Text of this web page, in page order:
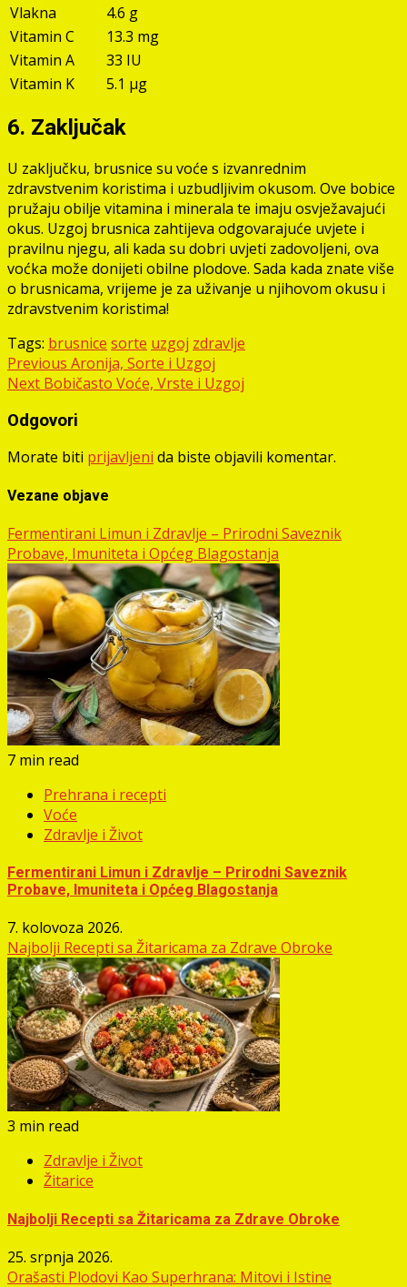
Vlakna
4.6 g
Vitamin C
13.3 mg
Vitamin A
33 IU
Vitamin K
5.1 μg
6. Zaključak
U zaključku, brusnice su voće s izvanrednim
zdravstvenim koristima i uzbudljivim okusom. Ove bobice
pružaju obilje vitamina i minerala te imaju osvježavajući
okus. Uzgoj brusnica zahtijeva odgovarajuće uvjete i
pravilnu njegu, ali kada su dobri uvjeti zadovoljeni, ova
voćka može donijeti obilne plodove. Sada kada znate više
o brusnicama, vrijeme je za uživanje u njihovom okusu i
zdravstvenim koristima!
Tags: brusnice sorte uzgoj zdravlje
Post
navigation
Previous Aronija, Sorte i Uzgoj
Next Bobičasto Voće, Vrste i Uzgoj
Odgovori
Morate biti prijavljeni da biste objavili komentar.
Vezane objave
Fermentirani Limun i Zdravlje – Prirodni Saveznik
Probave, Imuniteta i Općeg Blagostanja
7 min read
Prehrana i recepti
Voće
Zdravlje i Život
Fermentirani Limun i Zdravlje – Prirodni Saveznik
Probave, Imuniteta i Općeg Blagostanja
7. kolovoza 2026.
Najbolji Recepti sa Žitaricama za Zdrave Obroke
3 min read
Zdravlje i Život
Žitarice
Najbolji Recepti sa Žitaricama za Zdrave Obroke
25. srpnja 2026.
Orašasti Plodovi Kao Superhrana: Mitovi i Istine